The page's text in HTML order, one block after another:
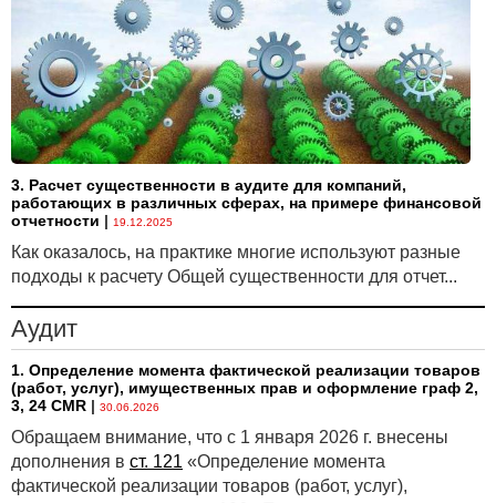
3. Расчет существенности в аудите для компаний,
работающих в различных сферах, на примере финансовой
отчетности | 19.12.2025
Как оказалось, на практике многие используют разные
подходы к расчету Общей существенности для отчет...
Аудит
1. Определение момента фактической реализации товаров
(работ, услуг), имущественных прав и оформление граф 2,
3, 24 CMR | 30.06.2026
Обращаем внимание, что с 1 января 2026 г. внесены
дополнения в ст. 121 «Определение момента
фактической реализации товаров (работ, услуг),